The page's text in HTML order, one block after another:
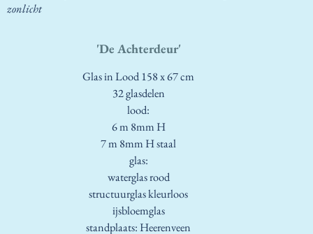
zonlicht
'De Achterdeur'
Glas in Lood 158 x 67 cm
32 glasdelen
lood:
6 m 8mm H
7 m 8mm H staal
glas:
waterglas rood
structuurglas kleurloos
ijsbloemglas
standplaats: Heerenveen